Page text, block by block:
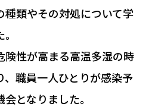
3661
合わせ
種類やその対処について学
険性が高まる高温多湿の時
職員一人ひとりが感染予
となりました。